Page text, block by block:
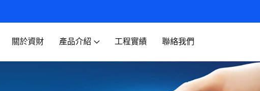
關於資財 產品介紹 工程實績 聯絡我們